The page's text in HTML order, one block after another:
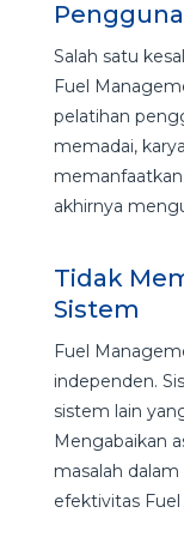
Pengguna
Salah satu
Fuel
pelatihan
memadai,
akhirnya
Tidak
Sistem
Fuel
independen.
sistem lain
Mengabaikan
masalah
efektivitas